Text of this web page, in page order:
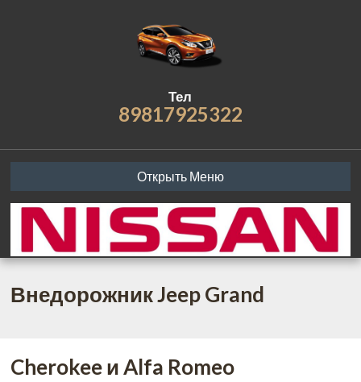
Тел
89817925322
Открыть Меню
Внедорожник Jeep Grand
Cherokee и Alfa Romeo